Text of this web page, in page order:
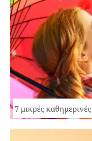
7 μικρές